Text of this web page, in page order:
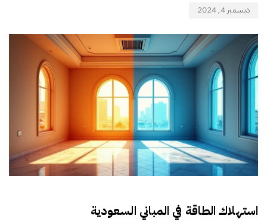
ديسمبر 4, 2024
استهلاك الطاقة في المباني السعودية